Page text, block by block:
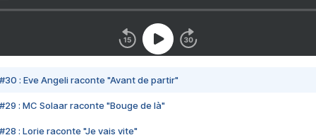
#30 : Eve Angeli raconte "Avant de partir"
#29 : MC Solaar raconte "Bouge de là"
#28 : Lorie raconte "Je vais vite"